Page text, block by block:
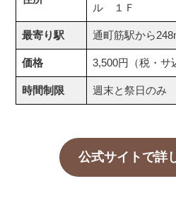
ル １Ｆ
最寄り駅 通町筋駅から
価格 3,500円（税・サ
時間制限 週末と祭日のみ
公式サイトで詳